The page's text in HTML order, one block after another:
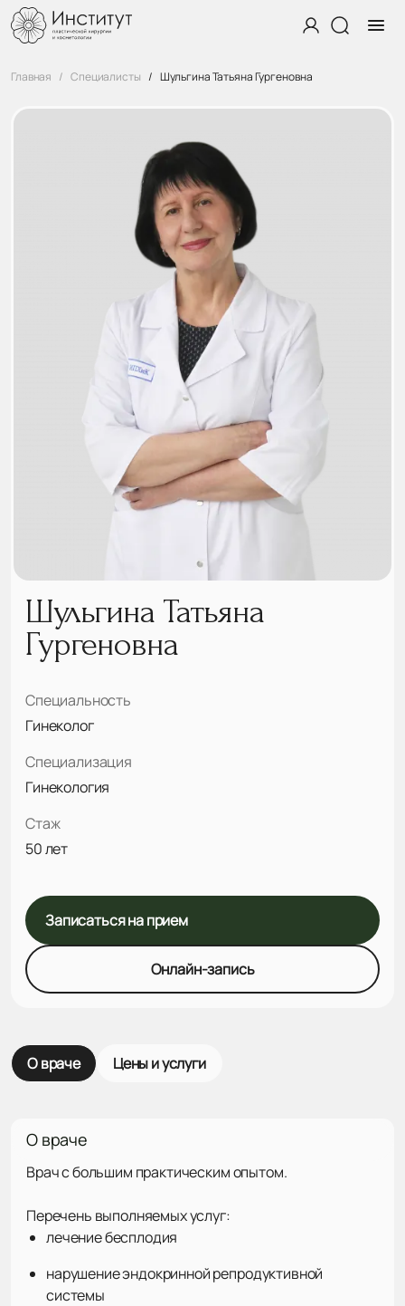
Главная Специалисты Шульгина Татьяна Гургеновна
Шульгина Татьяна
Гургеновна
Специальность
Гинеколог
Специализация
Гинекология
Стаж
50 лет
Записаться на прием
Онлайн-запись
О враче Цены и услуги
О враче
Врач с большим практическим опытом.
Перечень выполняемых услуг:
лечение бесплодия
нарушение эндокринной репродуктивной
системы